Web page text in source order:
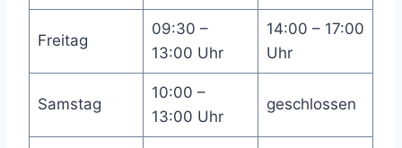
Freitag
09:30 –
13:00 Uhr
14:00 – 17:00
Uhr
Samstag
10:00 –
13:00 Uhr
geschlossen